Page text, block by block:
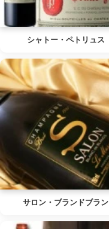
シャトー・ペトリュス
サロン・ブランドブラン